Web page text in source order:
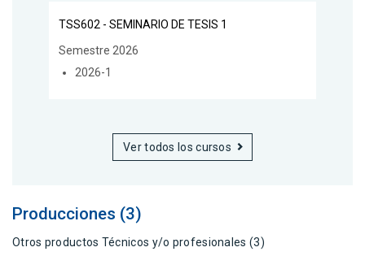
TSS602 - SEMINARIO DE TESIS 1
Semestre 2026
2026-1
Ver todos los cursos
Producciones (3)
Otros productos Técnicos y/o profesionales (3)